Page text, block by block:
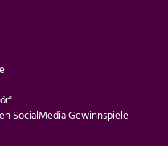
SocialMedia Gewinnspiele